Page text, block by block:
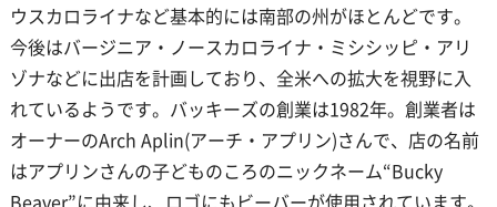
ウスカロライナなど基本的には南部の州がほとんどです。
今後はバージニア・ノースカロライナ・ミシシッピ・アリ
ゾナなどに出店を計画しており、全米への拡大を視野に入
れているようです。バッキーズの創業は1982年。創業者は
オーナーのArch Aplin(アーチ・アプリン)さんで、店の名前
はアプリンさんの子どものころのニックネーム“Bucky
Beaver”に由来し、ロゴにもビーバーが使用されています。